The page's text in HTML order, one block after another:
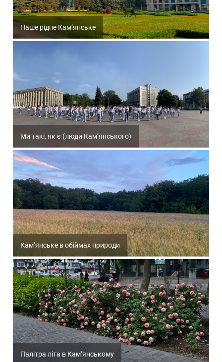
Наше рідне Кам’янське
Ми такі, як є (люди Кам’янського)
Кам’янське в обіймах природи
Палітра літа в Кам’янському